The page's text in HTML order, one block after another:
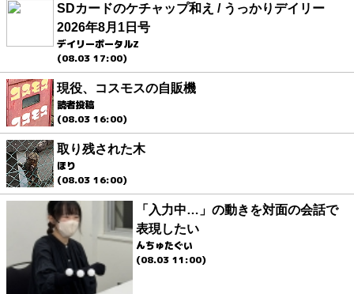
SDカードのケチャップ和え / うっかりデイリー
2026年8月1日号
デイリーポータルZ
(08.03 17:00)
現役、コスモスの自販機
読者投稿
(08.03 16:00)
取り残された木
ほり
(08.03 16:00)
「入力中…」の動きを対面の会話で
表現したい
んちゅたぐい
(08.03 11:00)